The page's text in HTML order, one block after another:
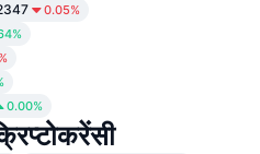
0.05%
0.00%